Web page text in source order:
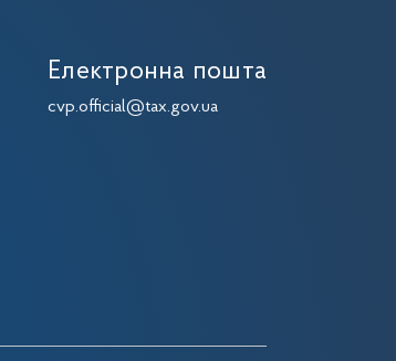
Електронна пошта
cvp.official@tax.gov.ua